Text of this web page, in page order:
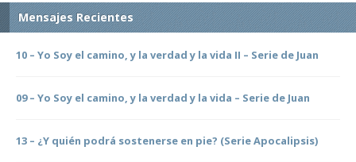
Mensajes Recientes
10 – Yo Soy el camino, y la verdad y la vida II – Serie de Juan
09 – Yo Soy el camino, y la verdad y la vida – Serie de Juan
13 – ¿Y quién podrá sostenerse en pie? (Serie Apocalipsis)